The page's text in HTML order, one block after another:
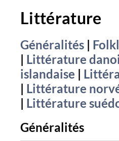
Littérature
Généralités |
| Littérature
islandaise |
| Littérature
| Littérature
Généralités